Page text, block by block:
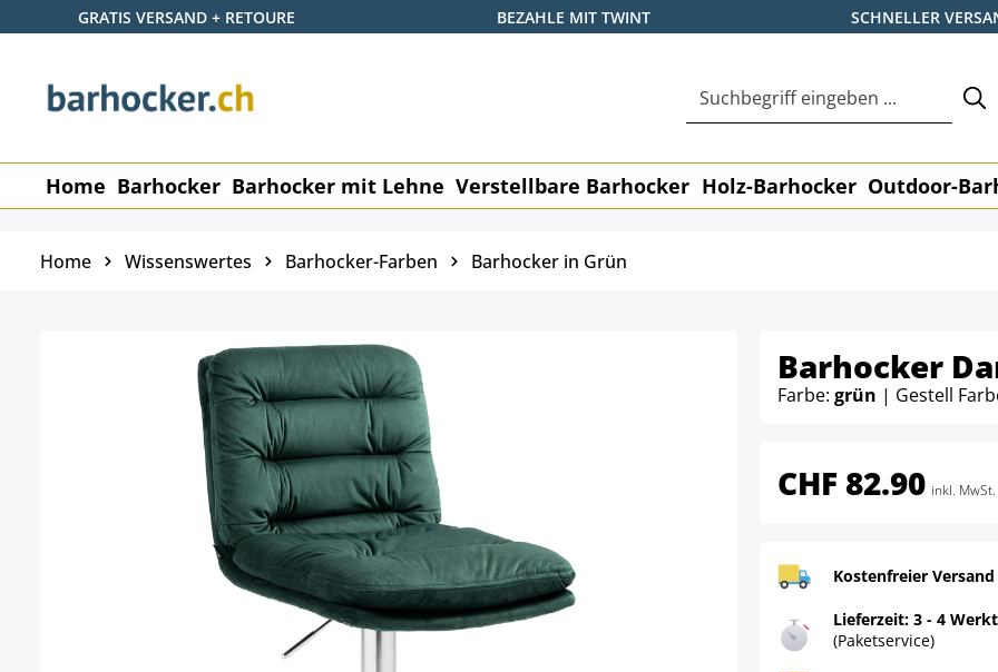
to main content
Skip to search
Skip to main navigation
GRATIS VERSAND + RETOURE BEZAHLE MIT TWINT SCHNELLER
Home Barhocker Barhocker mit Lehne Verstellbare Barhocker Holz-Barhocker Outdoor-
Home Wissenswertes Barhocker-Farben Barhocker in Grün
Barhocker
Farbe: grün | Gestell
CHF 82.90 inkl. MwSt.
Kostenfreier
Lieferzeit: 3 - 4
(Paketservice)